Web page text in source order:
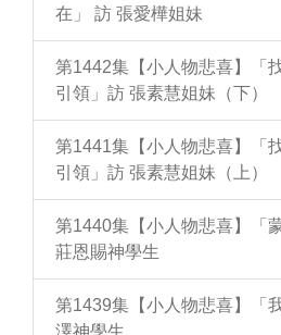
在」 訪 張愛樺姐妹
第1442集【小人物悲喜】「
引領」訪 張素慧姐妹（下）
第1441集【小人物悲喜】「
引領」訪 張素慧姐妹（上）
第1440集【小人物悲喜】「
莊恩賜神學生
第1439集【小人物悲喜】「
澤神學生